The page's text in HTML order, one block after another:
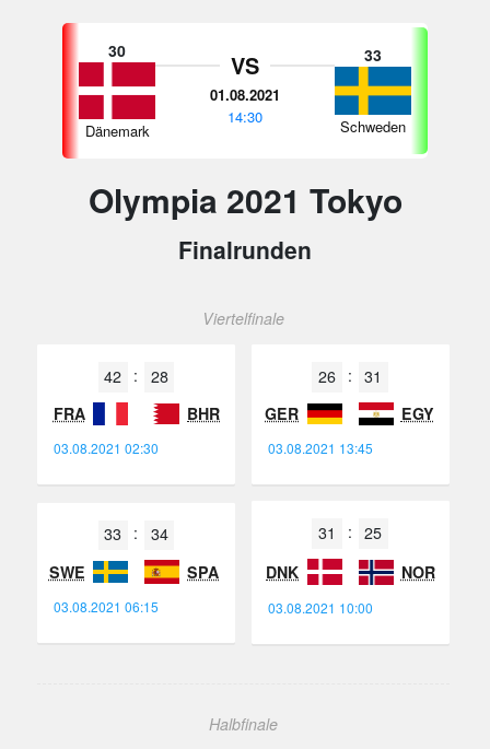
30
Dänemark
VS
01.08.2021
14:30
33
Schweden
Olympia 2021 Tokyo
Finalrunden
Viertelfinale
03.08.2021 02:30
Tore
FRA
42
BHR
28
03.08.2021 13:45
Tore
GER
26
EGY
31
03.08.2021 06:15
Tore
SWE
33
SPA
34
03.08.2021 10:00
Tore
DNK
31
NOR
25
Halbfinale